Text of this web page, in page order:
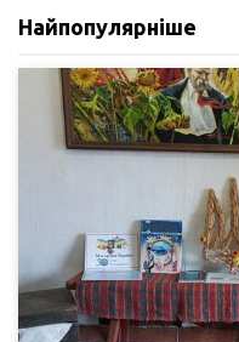
Найпопулярніше